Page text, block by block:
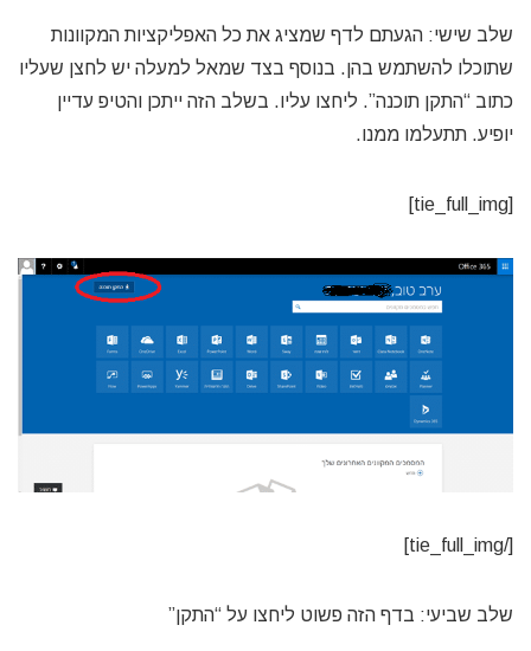
שלב שישי: הגעתם לדף שמציג את כל האפליקציות המקוונות
שתוכלו להשתמש בהן. בנוסף בצד שמאל למעלה יש לחצן שעליו
כתוב “התקן תוכנה”. ליחצו עליו. בשלב הזה ייתכן והטיפ עדיין
יופיע. תתעלמו ממנו.
[tie_full_img]
[/tie_full_img]
שלב שביעי: בדף הזה פשוט ליחצו על “התקן”